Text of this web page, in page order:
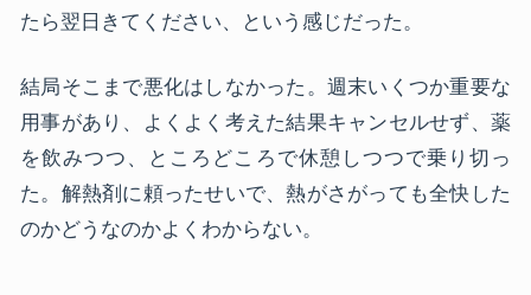
たら翌日きてください、という感じだった。
結局そこまで悪化はしなかった。週末いくつか重要な
用事があり、よくよく考えた結果キャンセルせず、薬
を飲みつつ、ところどころで休憩しつつで乗り切っ
た。解熱剤に頼ったせいで、熱がさがっても全快した
のかどうなのかよくわからない。